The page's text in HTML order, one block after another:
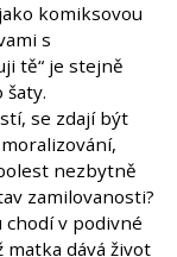
komiksovou
s
tě“ je stejně
šaty.
se zdají být
nezbytně
zamilovanosti?
chodí v podivné
matka dává život